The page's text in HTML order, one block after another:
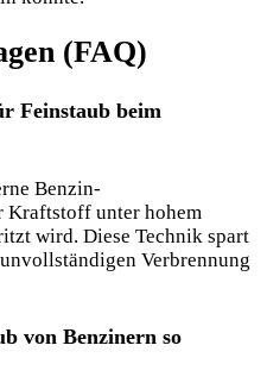
(FAQ)
Feinstaub beim
Benzin-
Kraftstoff unter hohem
wird. Diese Technik spart
Verbrennung
von Benzinern so